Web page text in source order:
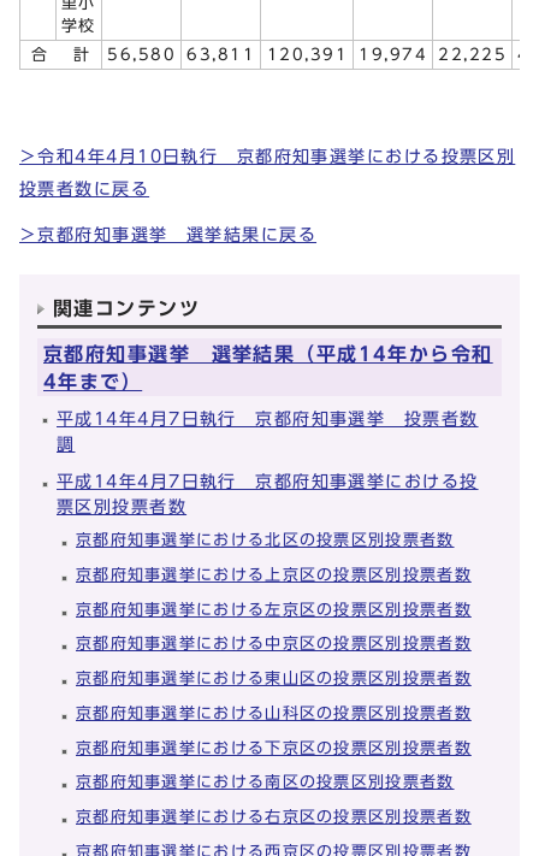
学校
合 計 56,580 63,811 120,391 19,974 22,225
＞令和4年4月10日執行 京都府知事選挙における投票区別
投票者数に戻る
＞京都府知事選挙 選挙結果に戻る
関連コンテンツ
京都府知事選挙 選挙結果（平成14年から令和
4年まで）
平成14年4月7日執行 京都府知事選挙 投票者数
調
平成14年4月7日執行 京都府知事選挙における投
票区別投票者数
京都府知事選挙における北区の投票区別投票者数
京都府知事選挙における上京区の投票区別投票者数
京都府知事選挙における左京区の投票区別投票者数
京都府知事選挙における中京区の投票区別投票者数
京都府知事選挙における東山区の投票区別投票者数
京都府知事選挙における山科区の投票区別投票者数
京都府知事選挙における下京区の投票区別投票者数
京都府知事選挙における南区の投票区別投票者数
京都府知事選挙における右京区の投票区別投票者数
京都府知事選挙における西京区の投票区別投票者数